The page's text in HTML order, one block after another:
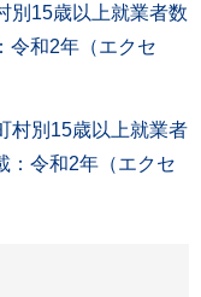
別15歳以上就業者数
令和2年（エクセ
村別15歳以上就業者
：令和2年（エクセ